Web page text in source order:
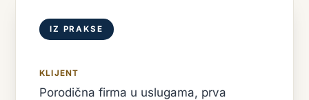
IZ PRAKSE
KLIJENT
Porodična firma u uslugama, prva